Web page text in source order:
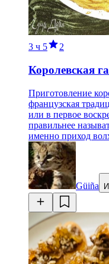
3 ч 5 2
Королевская
Приготовление
французская
или в первое
правильнее
именно приход
Güiña